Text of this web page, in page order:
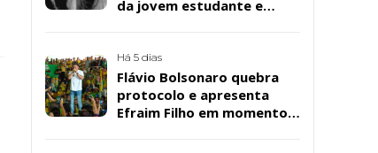
da jovem estudante e
Santos, em Patos
Há 5 dias
Flávio Bolsonaro quebra
protocolo e apresenta
Efraim Filho em momento